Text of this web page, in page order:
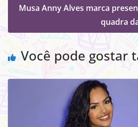
Musa Anny Alves marca
quadra
Você pode gostar